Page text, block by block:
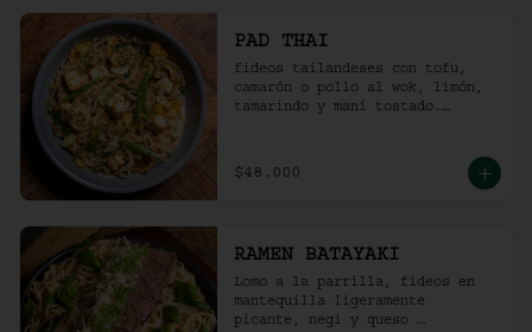
PAD THAI
fideos tailandeses con tofu,
camarón o pollo al wok, limón,
tamarindo y maní tostado.
$48.000
RAMEN BATAYAKI
Lomo a la parrilla, fideos en
mantequilla ligeramente
picante, negi y queso